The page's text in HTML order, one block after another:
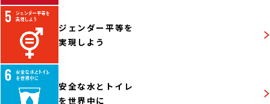
ジェンダー平等を
実現しよう
安全な水とトイレ
を世界中に